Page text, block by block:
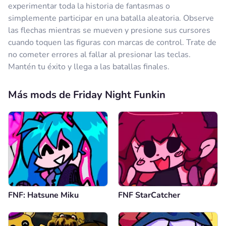
experimentar toda la historia de fantasmas o
simplemente participar en una batalla aleatoria. Observe
las flechas mientras se mueven y presione sus cursores
cuando toquen las figuras con marcas de control. Trate de
no cometer errores al fallar al presionar las teclas.
Mantén tu éxito y llega a las batallas finales.
Más mods de Friday Night Funkin
FNF: Hatsune Miku FNF StarCatcher